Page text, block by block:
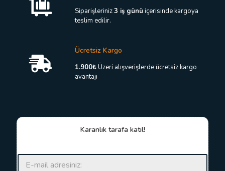
Siparişleriniz3 iş günü içerisinde kargoya
teslim edilir.
Ücretsiz Kargo
1.900₺Üzeri alışverişlerde ücretsiz kargo
avantajı
Karanlık tarafa katıl!
E